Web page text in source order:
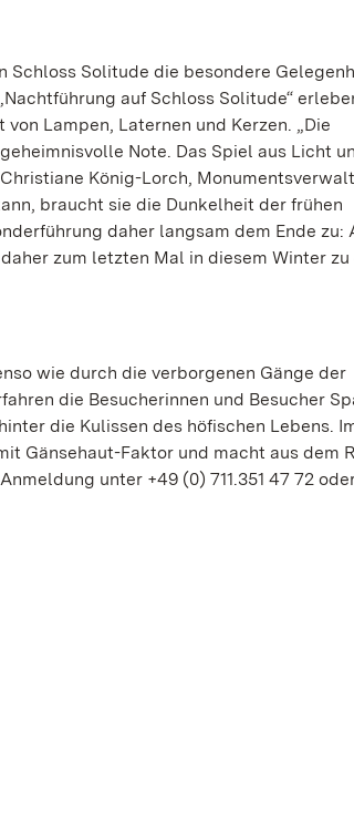
Schloss Solitude die besondere
auf Schloss Solitude“
Lampen, Laternen und Kerzen. „Die
Note. Das Spiel aus Licht
König-Lorch,
braucht sie die Dunkelheit der frühen
daher langsam dem Ende zu:
zum letzten Mal in diesem Winter zu
wie durch die verborgenen Gänge der
die Besucherinnen und Besucher
die Kulissen des höfischen Lebens.
Gänsehaut-Faktor und macht aus dem
unter +49 (0) 711.351 47 72